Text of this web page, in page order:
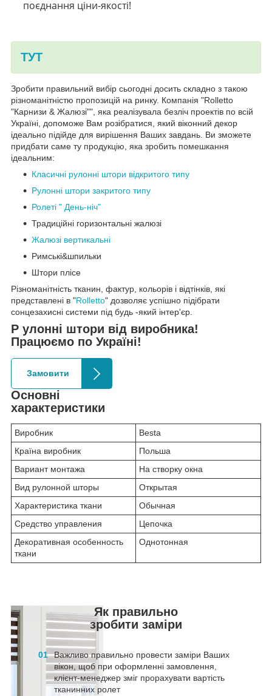
поєднання ціни-якості!
ТУТ
Зробити правильний вибір сьогодні досить складно з такою
різноманітністю пропозицій на ринку. Компанія "Rolletto
"Карнизи & Жалюзі"", яка реалізувала безліч проектів по всій
Україні, допоможе Вам розібратися, який віконний декор
ідеально підійде для вирішення Ваших завдань. Ви зможете
придбати саме ту продукцію, яка зробить помешкання
ідеальним:
Класичні рулонні штори відкритого типу
Рулонні штори закритого типу
Ролеті " День-ніч"
Традиційні горизонтальні жалюзі
Жалюзі вертикальні
Римські&шпильки
Штори плісе
Різноманітність тканин, фактур, кольорів і відтінків, які
представлені в "Rolletto" дозволяє успішно підібрати
сонцезахисні системи під будь -який інтер'єр.
Р улонні штори від виробника!
Працюємо по Україні!
Замовити
Основні
характеристики
Виробник
Besta
Країна виробник
Польша
Вариант монтажа
На створку окна
Вид рулонной шторы
Открытая
Характеристика ткани
Обычная
Средство управления
Цепочка
Декоративная особенность
ткани
Однотонная
Як правильно
зробити заміри
01
Важливо правильно провести заміри Ваших
вікон, щоб при оформленні замовлення,
клієнт-менеджер зміг прорахувати вартість
тканинних ролет